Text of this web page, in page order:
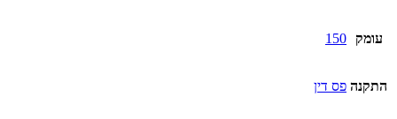
עומק 150
התקנה פס דין